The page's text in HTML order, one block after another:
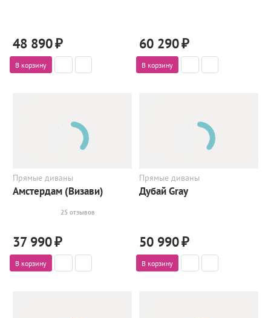
48 890₽
В корзину
60 290₽
В корзину
Прямые диваны
Амстердам (Визави)
25 отзывов
37 990₽
В корзину
Прямые диваны
Дубай Gray
50 990₽
В корзину